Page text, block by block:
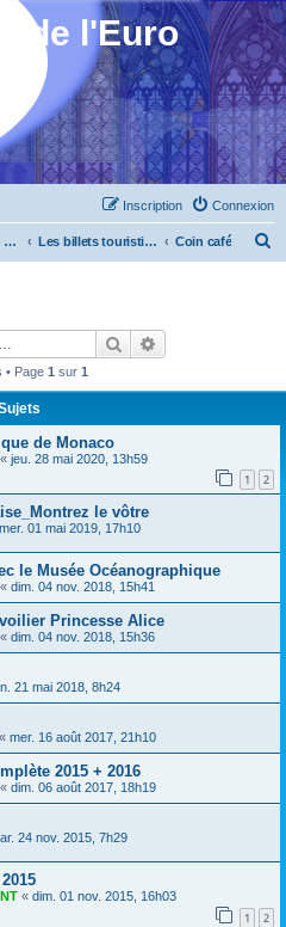
de l'Euro
Connexion
Inscription
Les Evenements ! [Ouvert au public] Les billets touristiques Coin café
e
r
Rechercher
• Page 1 sur 1
de Monaco
« jeu. 28 mai 2020, 13h59
1 2
le vôtre
mer. 01 mai 2019, 17h10
le Musée Océanographique
« dim. 04 nov. 2018, 15h41
Princesse Alice
« dim. 04 nov. 2018, 15h36
21 mai 2018, 8h24
« mer. 16 août 2017, 21h10
2015 + 2016
« dim. 06 août 2017, 18h19
24 nov. 2015, 7h29
« dim. 01 nov. 2015, 16h03
1 2